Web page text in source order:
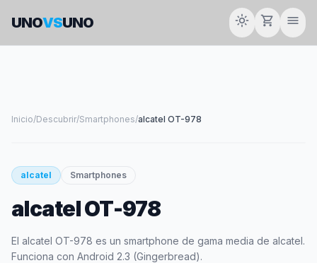
UNOVSUNO light_mode shopping_cart menu
Inicio/Descubrir/Smartphones/alcatel OT-978
smartphone
ALCATEL
alcatel Smartphones
alcatel OT-978
El alcatel OT-978 es un smartphone de gama media de alcatel.
Funciona con Android 2.3 (Gingerbread).